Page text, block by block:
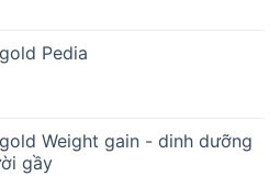
Pedia
Weight gain - dinh dưỡng
gầy